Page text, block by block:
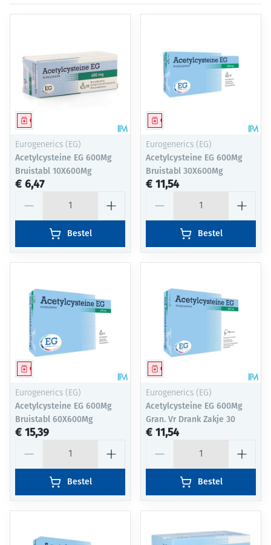
Geneesmiddel
Eurogenerics (EG)
Acetylcysteine EG 600Mg
Bruistabl 10X600Mg
€ 6,47
Bestel
Geneesmiddel
Eurogenerics (EG)
Acetylcysteine EG 600Mg
Bruistabl 30X600Mg
€ 11,54
Bestel
Geneesmiddel
Eurogenerics (EG)
Acetylcysteine EG 600Mg
Bruistabl 60X600Mg
€ 15,39
Bestel
Geneesmiddel
Eurogenerics (EG)
Acetylcysteine EG 600Mg
Gran. Vr Drank Zakje 30
€ 11,54
Bestel